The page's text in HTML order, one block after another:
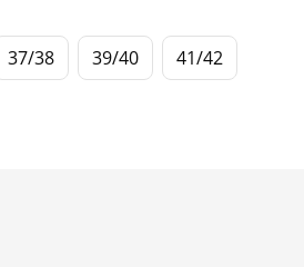
37/38 39/40 41/42